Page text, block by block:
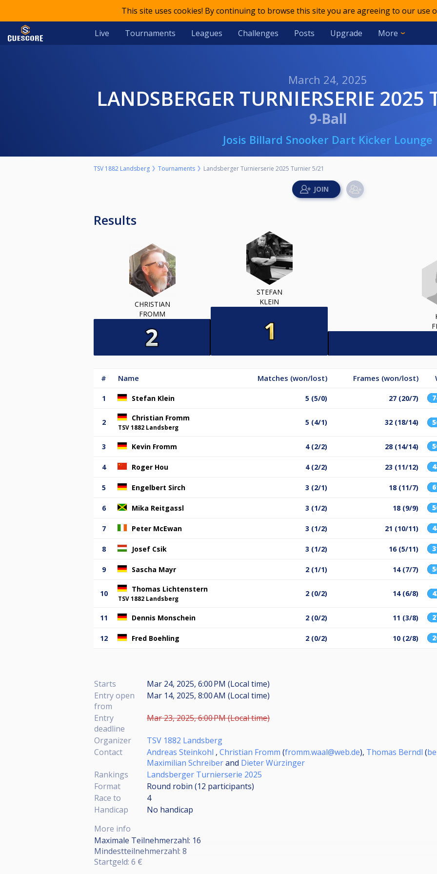
This site uses cookies! By continuing to browse this site you are agreeing to our use
Live Tournaments Leagues Challenges Posts Upgrade More
March 24, 2025
LANDSBERGER TURNIERSERIE
9-Ball
Josis Billard Snooker Dart Kicker Lounge
TSV 1882 Landsberg Tournaments Landsberger Turnierserie 2025 Turnier 5/21
Results
CHRISTIAN
FROMM
STEFAN
KLEIN
# Name Matches (won/lost) Frames (won/lost)
1 Stefan Klein 5 (5/0) 27 (20/7)
2 Christian Fromm
TSV 1882 Landsberg
5 (4/1) 32 (18/14)
3 Kevin Fromm 4 (2/2) 28 (14/14)
4 Roger Hou 4 (2/2) 23 (11/12)
5 Engelbert Sirch 3 (2/1) 18 (11/7)
6 Mika Reitgassl 3 (1/2) 18 (9/9)
7 Peter McEwan 3 (1/2) 21 (10/11)
8 Josef Csik 3 (1/2) 16 (5/11)
9 Sascha Mayr 2 (1/1) 14 (7/7)
10 Thomas Lichtenstern
TSV 1882 Landsberg
2 (0/2) 14 (6/8)
11 Dennis Monschein 2 (0/2) 11 (3/8)
12 Fred Boehling 2 (0/2) 10 (2/8)
Starts
Mar 24, 2025, 6:00 PM (Local time)
Entry open
from
Mar 14, 2025, 8:00 AM (Local time)
Entry
deadline
Mar 23, 2025, 6:00 PM (Local time)
Organizer
TSV 1882 Landsberg
Contact
Andreas Steinkohl , Christian Fromm (fromm.waal@web.de), Thomas Berndl (
Maximilian Schreiberand Dieter Würzinger
Rankings
Landsberger Turnierserie 2025
Format
Round robin (12 participants)
Race to
4
Handicap
No handicap
More info
Maximale Teilnehmerzahl: 16
Mindestteilnehmerzahl: 8
Startgeld: 6 €